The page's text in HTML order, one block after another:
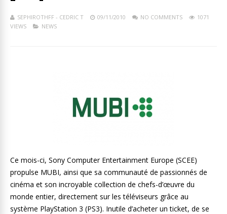
SEPHIROTHFF - CEDRIC T 09/11/2010 NO COMMENTS
1071
VIEWS
NEWS
Ce mois-ci, Sony Computer Entertainment Europe (SCEE)
propulse MUBI, ainsi que sa communauté de passionnés de
cinéma et son incroyable collection de chefs-d’œuvre du
monde entier, directement sur les téléviseurs grâce au
système PlayStation 3 (PS3). Inutile d’acheter un ticket, de se